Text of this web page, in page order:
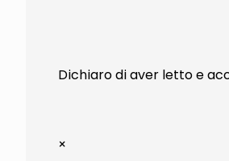
Dichiaro di aver letto e
×